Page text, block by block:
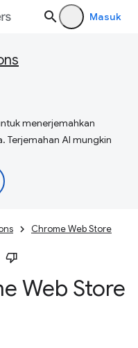
Masuk
menerjemahkan
Terjemahan AI mungkin
Chrome Web Store
Web Store